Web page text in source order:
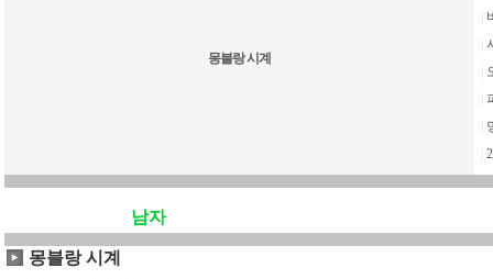
몽블랑 시계
남자
몽블랑 시계